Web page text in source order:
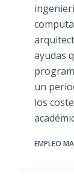
ayudas
un
los
EMPLEO